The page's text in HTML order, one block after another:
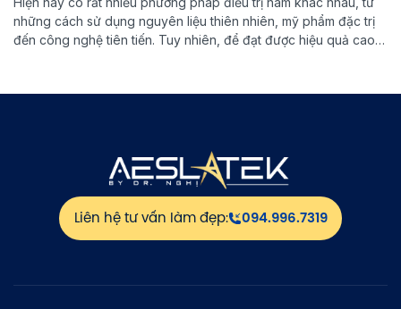
những cách sử dụng nguyên liệu thiên nhiên, mỹ phẩm đặc trị
đến công nghệ tiên tiến. Tuy nhiên, để đạt được hiệu quả cao
Liên hệ tư vấn làm đẹp: 094.996.7319